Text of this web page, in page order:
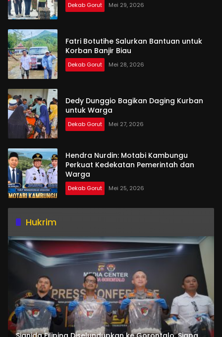
Dekab Gorut Mei 29, 2026
Fatri Botutihe Salurkan Bantuan untuk
Korban Banjir Biau
Dekab Gorut Mei 28, 2026
Dedy Dunggio Bagikan Daging Kurban
untuk Warga
Dekab Gorut Mei 27, 2026
Hendra Nurdin: Motabi Kambungu
Perkuat Kedekatan Pemerintah dan
Warga
Dekab Gorut Mei 25, 2026
Hukrim